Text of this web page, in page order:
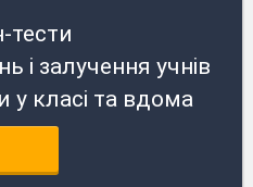
тести
і залучення учнів
у класі та вдома